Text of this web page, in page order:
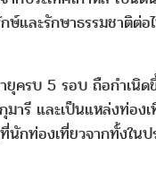
และรักษาธรรมชาติต่
ายุครบ 5 รอบ ถือกำเ
ารี และเป็นแหล่งท่อง
ท่องเที่ยวจากทั้งในป